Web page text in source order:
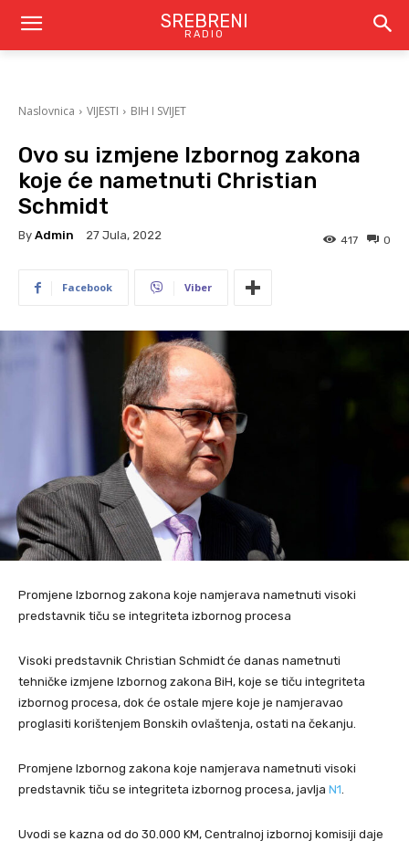
SREBRENI
RADIO
Naslovnica VIJESTI BIH I SVIJET
Ovo su izmjene Izbornog zakona
koje će nametnuti Christian
Schmidt
By Admin 27 Jula, 2022 0
417
Facebook Viber
Promjene Izbornog zakona koje namjerava nametnuti visoki
predstavnik tiču se integriteta izbornog procesa
Visoki predstavnik Christian Schmidt će danas nametnuti
tehničke izmjene Izbornog zakona BiH, koje se tiču integriteta
izbornog procesa, dok će ostale mjere koje je namjeravao
proglasiti korištenjem Bonskih ovlaštenja, ostati na čekanju.
Promjene Izbornog zakona koje namjerava nametnuti visoki
predstavnik tiču se integriteta izbornog procesa, javlja N1.
Uvodi se kazna od do 30.000 KM, Centralnoj izbornoj komisiji daje